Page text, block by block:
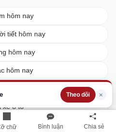
chữ Bình luận Chia sẻ
Theo dõi ×
hôm nay
tiết hôm nay
hôm nay
hôm nay
xe ô tô
xe máy